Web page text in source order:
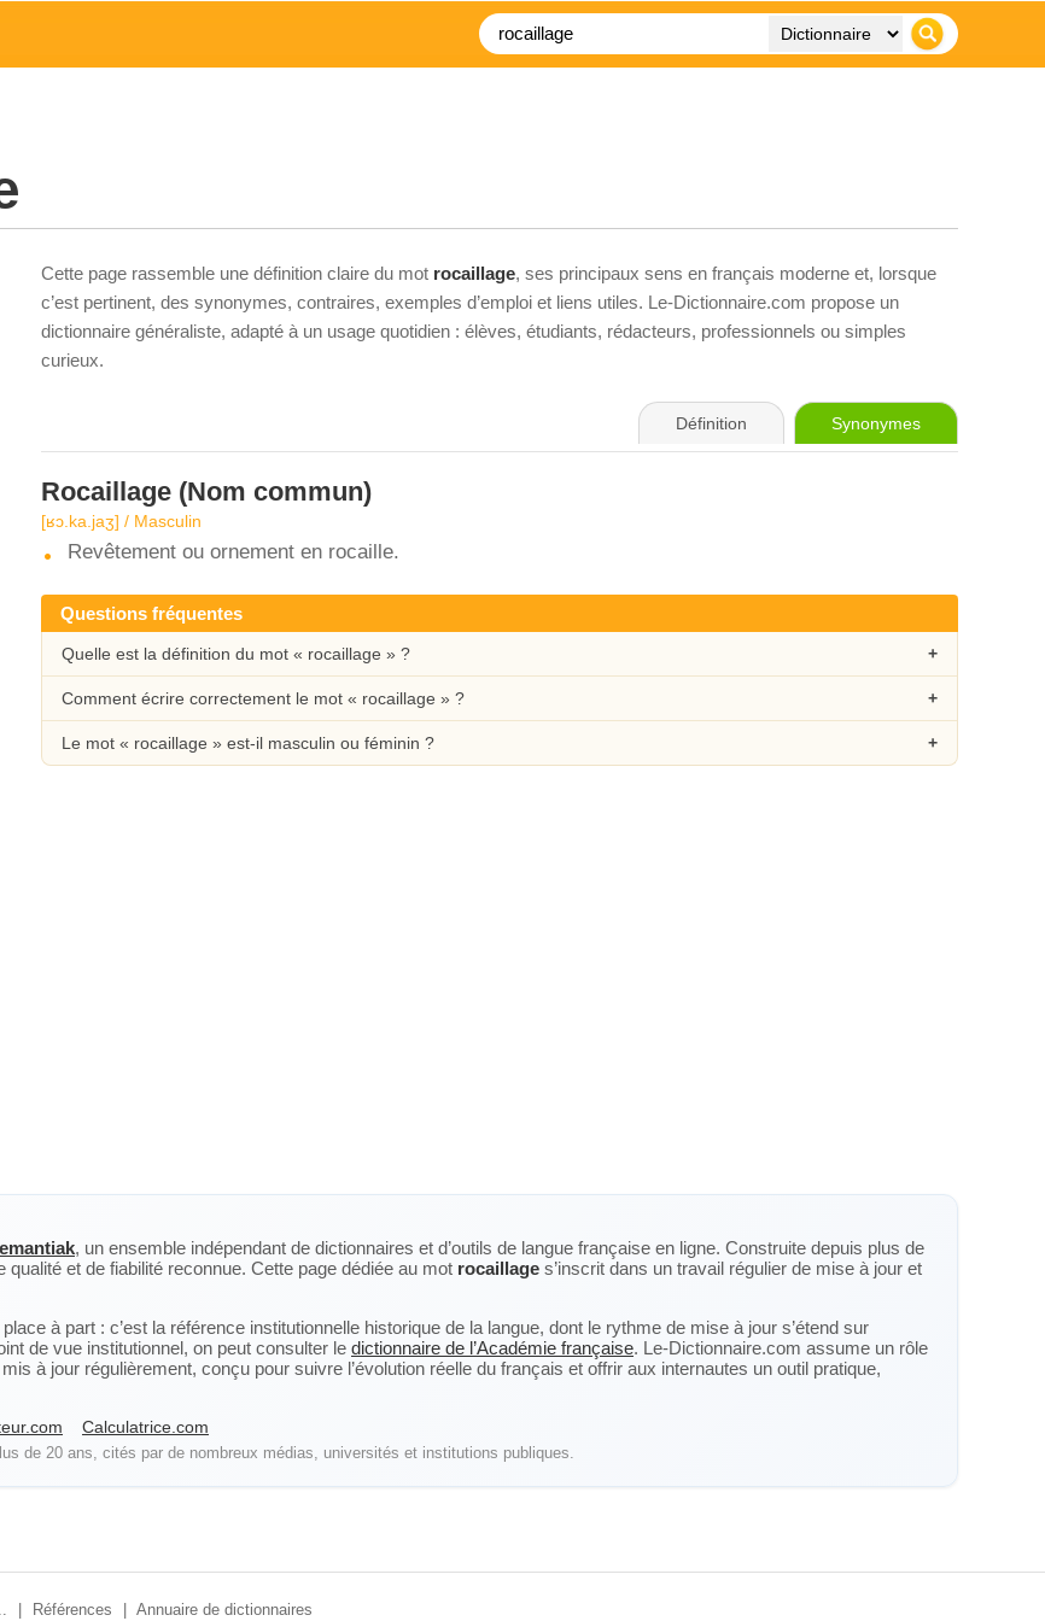
Cette page rassemble une définition claire du mot rocaillage, ses principaux sens en français moderne et, lorsque
c’est pertinent, des synonymes, contraires, exemples d’emploi et liens utiles. Le-Dictionnaire.com propose un
dictionnaire généraliste, adapté à un usage quotidien : élèves, étudiants, rédacteurs, professionnels ou simples
curieux.
Définition Synonymes
Rocaillage (Nom commun)
[ʁɔ.ka.jaʒ] / Masculin
Revêtement ou ornement en rocaille.
Questions fréquentes
Quelle est la définition du mot « rocaillage » ?
Comment écrire correctement le mot « rocaillage » ?
Le mot « rocaillage » est-il masculin ou féminin ?
, un ensemble indépendant de dictionnaires et d’outils de langue française en ligne. Construite depuis plus de
et de fiabilité reconnue. Cette page dédiée au mot rocaillage s’inscrit dans un travail régulier de mise à jour et
à part : c’est la référence institutionnelle historique de la langue, dont le rythme de mise à jour s’étend sur
de vue institutionnel, on peut consulter le dictionnaire de l’Académie française. Le-Dictionnaire.com assume un rôle
à jour régulièrement, conçu pour suivre l’évolution réelle du français et offrir aux internautes un outil pratique,
Calculatrice.com
de 20 ans, cités par de nombreux médias, universités et institutions publiques.
Références Annuaire de dictionnaires